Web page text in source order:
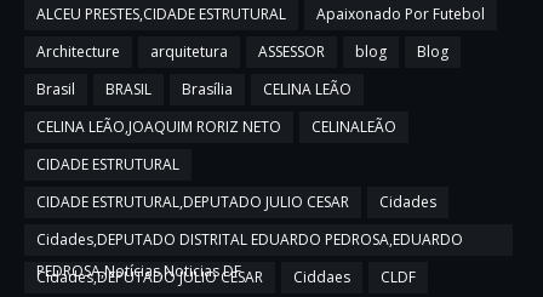
ALCEU PRESTES,CIDADE ESTRUTURAL
Apaixonado Por Futebol
Architecture
arquitetura ASSESSOR blog
Blog
Brasil
BRASIL Brasília
CELINA LEÃO
CELINA LEÃO,JOAQUIM RORIZ NETO
CELINALEÃO
CIDADE ESTRUTURAL
CIDADE ESTRUTURAL,DEPUTADO JULIO CESAR
Cidades
Cidades,DEPUTADO DISTRITAL EDUARDO PEDROSA,EDUARDO
PEDROSA,Notícias,Noticias DF
Cidades,DEPUTADO JULIO CESAR Ciddaes
CLDF